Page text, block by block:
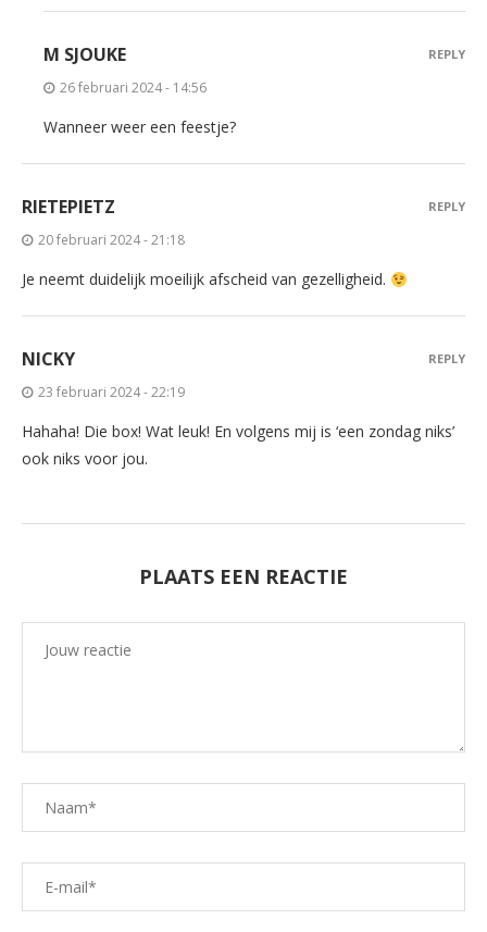
M SJOUKE
26 februari 2024 - 14:56
Wanneer weer een feestje?
REPLY
RIETEPIETZ
20 februari 2024 - 21:18
Je neemt duidelijk moeilijk afscheid van gezelligheid.
REPLY
NICKY
23 februari 2024 - 22:19
Hahaha! Die box! Wat leuk! En volgens mij is ‘een zondag niks’
ook niks voor jou.
REPLY
PLAATS EEN REACTIE